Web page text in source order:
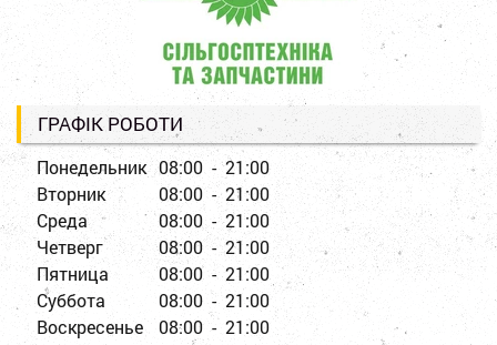
ГРАФІК РОБОТИ
Понедельник 08:00 - 21:00
Вторник
08:00 - 21:00
Среда
08:00 - 21:00
Четверг
08:00 - 21:00
Пятница
08:00 - 21:00
Суббота
08:00 - 21:00
Воскресенье
08:00 - 21:00